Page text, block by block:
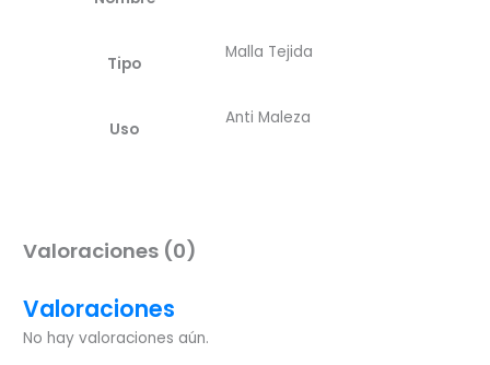
Tipo
Malla Tejida
Uso
Anti Maleza
Valoraciones (0)
Valoraciones
No hay valoraciones aún.